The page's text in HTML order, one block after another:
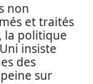
non
et traités
la politique
insiste
des
sur